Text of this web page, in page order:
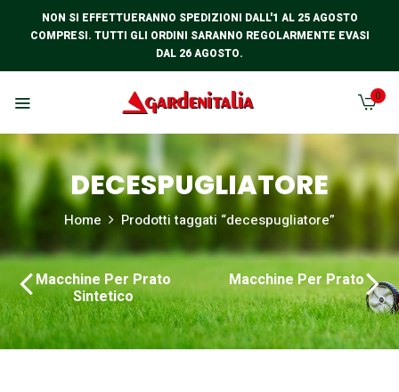
NON SI EFFETTUERANNO SPEDIZIONI DALL'1 AL 25 AGOSTO
COMPRESI. TUTTI GLI ORDINI SARANNO REGOLARMENTE EVASI
DAL 26 AGOSTO.
0
DECESPUGLIATORE
Home Prodotti taggati “decespugliatore”
Macchine Per Prato
Sintetico
Macchine Per Prato